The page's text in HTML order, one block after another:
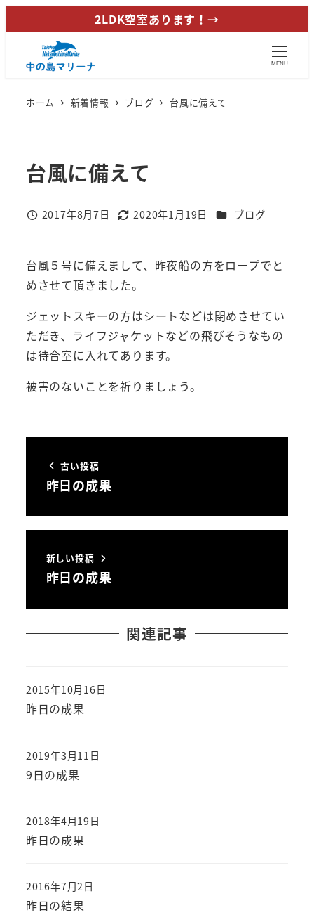
イ
2LDK空室あります！→
MENU
ホーム 新着情報 ブログ 台風に備えて
台風に備えて
投稿日
2017年8月7日
更新日
2020年1月19日 カテゴリー
ブログ
台風５号に備えまして、昨夜船の方をロープでと
めさせて頂きました。
ジェットスキーの方はシートなどは閉めさせてい
ただき、ライフジャケットなどの飛びそうなもの
は待合室に入れてあります。
被害のないことを祈りましょう。
古い投稿
昨日の成果
新しい投稿
昨日の成果
関連記事
昨日の成果
投稿日
2015年10月16日
9日の成果
投稿日
2019年3月11日
昨日の成果
投稿日
2018年4月19日
昨日の結果
投稿日
2016年7月2日